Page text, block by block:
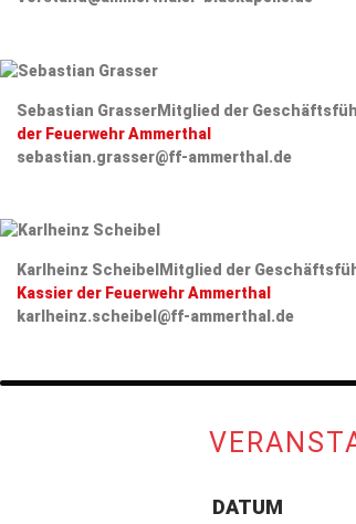
Sebastian GrasserMitglied der
der Feuerwehr Ammerthal
sebastian.grasser@ff-ammerthal.de
Karlheinz Scheibel Mitglied der
Kassier der Feuerwehr Ammerthal
karlheinz.scheibel@ff-ammerthal.de
DATUM